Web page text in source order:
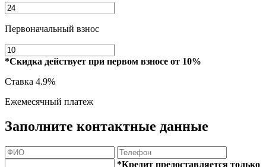
Первоначальный взнос
*Скидка действует при первом взносе от 10%
Ставка 4.9%
Ежемесячный платеж
Заполните контактные данные
*Кредит предоставляется только